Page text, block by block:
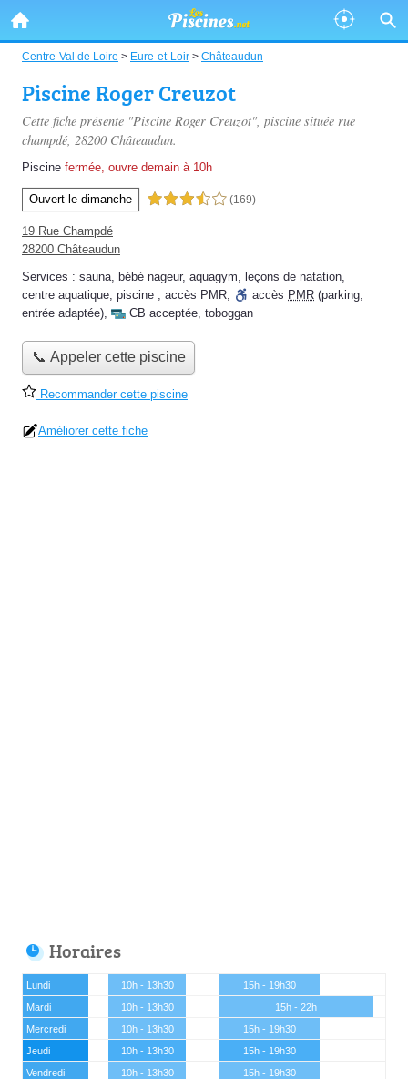
Centre-Val de Loire > Eure-et-Loir > Châteaudun
Piscine Roger Creuzot
Cette fiche présente "Piscine Roger Creuzot", piscine située rue
champdé, 28200 Châteaudun.
Piscine fermée, ouvre demain à 10h
Ouvert le dimanche 3,5 étoiles sur 5 (169)
19 Rue Champdé
28200 Châteaudun
Services : sauna, bébé nageur, aquagym, leçons de natation,
centre aquatique, piscine , accès PMR, accès PMR (parking,
entrée adaptée), CB acceptée, toboggan
📞 Appeler cette piscine
Recommander cette piscine
Améliorer cette fiche
Horaires
Lundi 10h - 13h30
15h - 19h30
Mardi
10h - 13h30
15h - 22h
Mercredi
10h - 13h30
15h - 19h30
Jeudi
10h - 13h30
15h - 19h30
Vendredi
10h - 13h30
15h - 19h30